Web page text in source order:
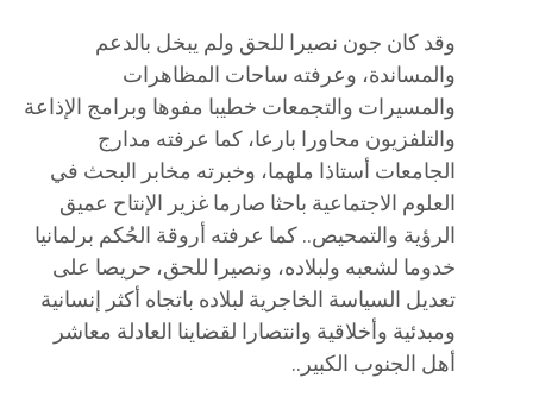
وقد كان جون نصيرا للحق ولم يبخل بالدعم
والمساندة، وعرفته ساحات المظاهرات
والمسيرات والتجمعات خطيبا مفوها وبرامج الإذاعة
والتلفزيون محاورا بارعا، كما عرفته مدارج
الجامعات أستاذا ملهما، وخبرته مخابر البحث في
العلوم الاجتماعية باحثا صارما غزير الإنتاح عميق
الرؤية والتمحيص.. كما عرفته أروقة الحُكم برلمانيا
خدوما لشعبه ولبلاده، ونصيرا للحق، حريصا على
تعديل السياسة الخاجرية لبلاده باتجاه أكثر إنسانية
ومبدئية وأخلاقية وانتصارا لقضاينا العادلة معاشر
أهل الجنوب الكبير..